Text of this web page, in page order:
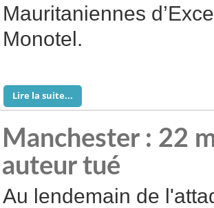
Mauritaniennes
Monotel.
Lire la suite...
Manchester : 22
auteur tué
Au lendemain de